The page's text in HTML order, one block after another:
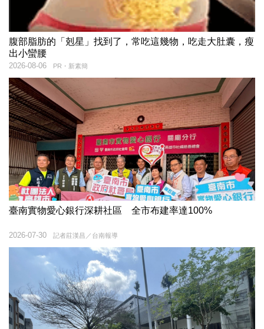
腹部脂肪的「剋星」找到了，常吃這幾物，吃走大肚囊，瘦
出小蠻腰
PR・新素簡
2026-08-06
臺南實物愛心銀行深耕社區 全市布建率達100%
記者莊漢昌／台南報導
2026-07-30